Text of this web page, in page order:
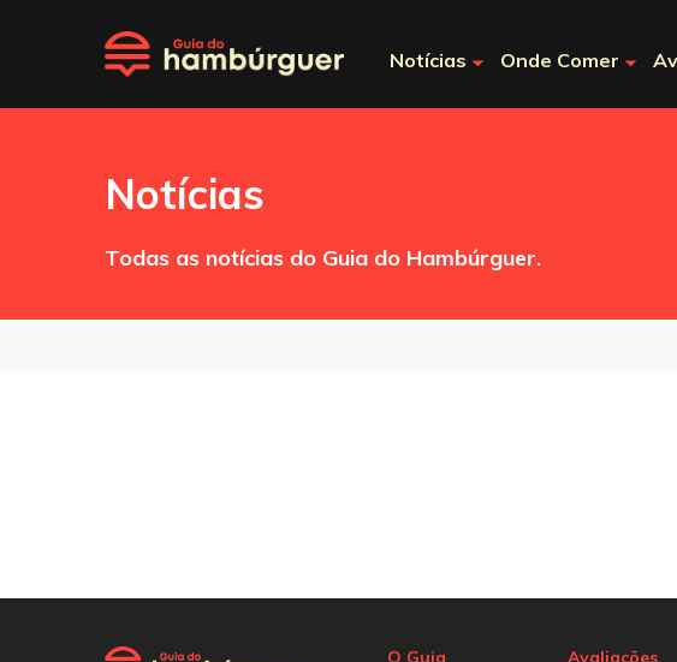
Notícias Onde Comer
Notícias
Todas as notícias do Guia do Hambúrguer.
O Guia Avaliações